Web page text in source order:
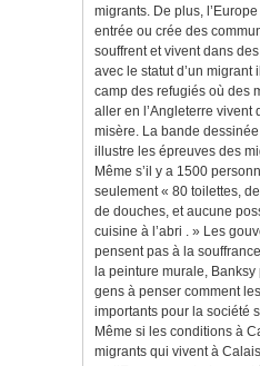
migrants. De plus,
entrée ou crée des
souffrent et vivent dans
avec le statut d’un migrant
camp des refugiés où des
aller en l’Angleterre vivent
misère. La bande
illustre les épreuves des
Même s’il y a 1500
seulement « 80 toilettes,
de douches, et aucune
cuisine à l’abri . » Les
pensent pas à la
la peinture murale,
gens à penser comment
importants pour la société
Même si les conditions à
migrants qui vivent à